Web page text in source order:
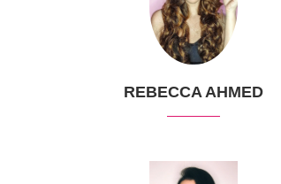
REBECCA AHMED